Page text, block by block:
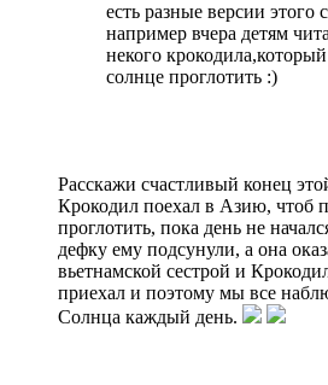
есть разные версии этого
например вчера детям
некого
солнце проглотить :)
Расскажи счастливый конец
Крокодил поехал в Азию, чтоб
проглотить, пока день не
дефку ему подсунули, а она
вьетнамской сестрой и
приехал и поэтому мы все
Солнца каждый день.